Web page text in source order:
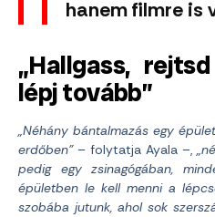
hanem filmre is
„Hallgass,
lépj tovább”
„Néhány bántalmazás egy
erdőben”– folytatja Ayala –,
pedig egy zsinagógában,
épületben le kell menni a
szobába jutunk, ahol sok